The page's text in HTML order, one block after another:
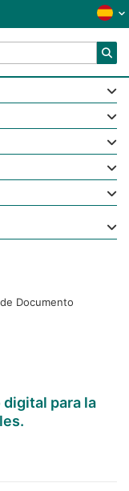
Documento
para la